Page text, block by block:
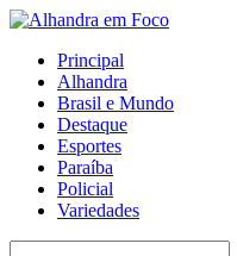
Principal
Alhandra
Brasil e Mundo
Destaque
Esportes
Paraíba
Policial
Variedades